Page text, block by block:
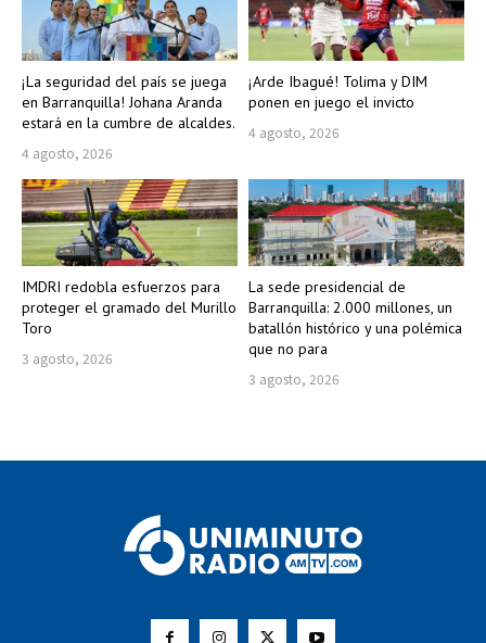
¡La seguridad del país se juega
en Barranquilla! Johana Aranda
estará en la cumbre de alcaldes.
4 agosto, 2026
¡Arde Ibagué! Tolima y DIM
ponen en juego el invicto
4 agosto, 2026
IMDRI redobla esfuerzos para
proteger el gramado del Murillo
Toro
3 agosto, 2026
La sede presidencial de
Barranquilla: 2.000 millones, un
batallón histórico y una polémica
que no para
3 agosto, 2026